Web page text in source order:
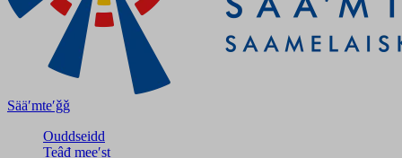
Sääʹmteʹǧǧ
Ouddseidd
Teâđ meeʹst